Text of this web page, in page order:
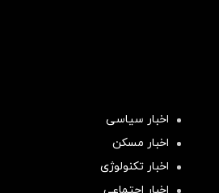
اخبار سیاسی
اخبار مسکن
اخبار تکنولوژی
اخبار اجتماعی